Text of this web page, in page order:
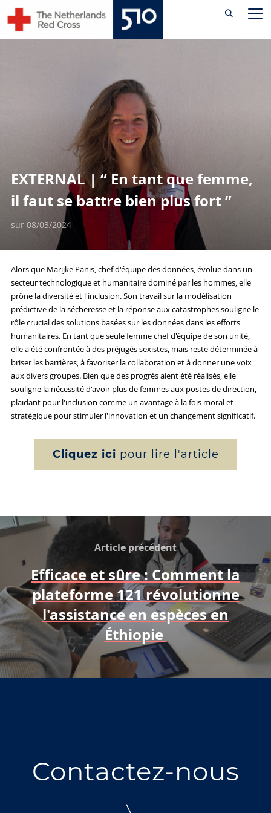
content
EXTERNAL | “ En tant que femme,
il faut se battre bien plus fort ”
sur 08/03/2024
Alors que Marijke Panis, chef d'équipe des données, évolue dans un
secteur technologique et humanitaire dominé par les hommes, elle
prône la diversité et l'inclusion. Son travail sur la modélisation
prédictive de la sécheresse et la réponse aux catastrophes souligne le
rôle crucial des solutions basées sur les données dans les efforts
humanitaires. En tant que seule femme chef d'équipe de son unité,
elle a été confrontée à des préjugés sexistes, mais reste déterminée à
briser les barrières, à favoriser la collaboration et à donner une voix
aux divers groupes. Bien que des progrès aient été réalisés, elle
souligne la nécessité d'avoir plus de femmes aux postes de direction,
plaidant pour l'inclusion comme un avantage à la fois moral et
stratégique pour stimuler l'innovation et un changement significatif.
Cliquez ici pour lire l'article
Article précédent
Efficace et sûre : Comment la
plateforme 121 révolutionne
l'assistance en espèces en
Éthiopie
Contactez-nous